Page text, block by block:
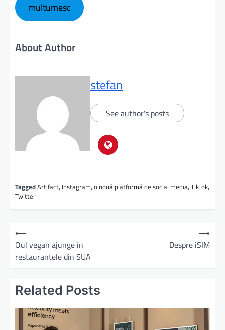
multumesc
About Author
stefan
See author's posts
TaggedArtifact, Instagram,o nouă platformă de social media,TikTok,
Twitter
⟵
Oul vegan ajunge în
restaurantele din SUA
Despre iSIM
⟶
Related Posts